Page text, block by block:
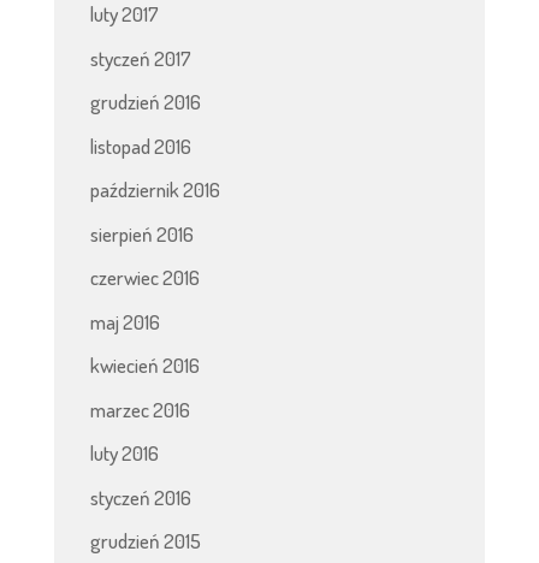
luty 2017
styczeń 2017
grudzień 2016
listopad 2016
październik 2016
sierpień 2016
czerwiec 2016
maj 2016
kwiecień 2016
marzec 2016
luty 2016
styczeń 2016
grudzień 2015